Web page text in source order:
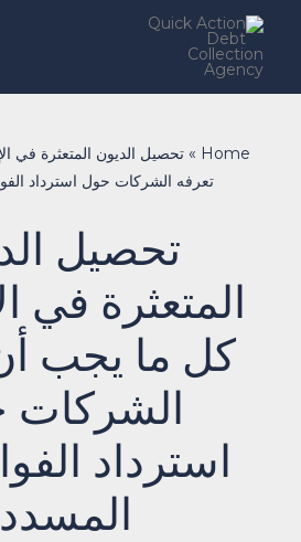
المحتوى
Home
»تحصيل الديون المتعثرة في
تعرفه الشركات حول استرداد
تحصيل
المتعثرة في
كل ما يجب
استرداد